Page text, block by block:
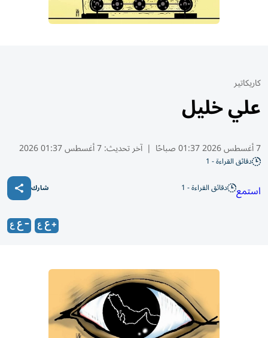
كاريكاتير
علي خليل
7 أغسطس 2026 01:37 صباحًا | آخر تحديث:7 أغسطس 01:37 2026
دقائق القراءة - 1
استمع دقائق القراءة - 1 شارك